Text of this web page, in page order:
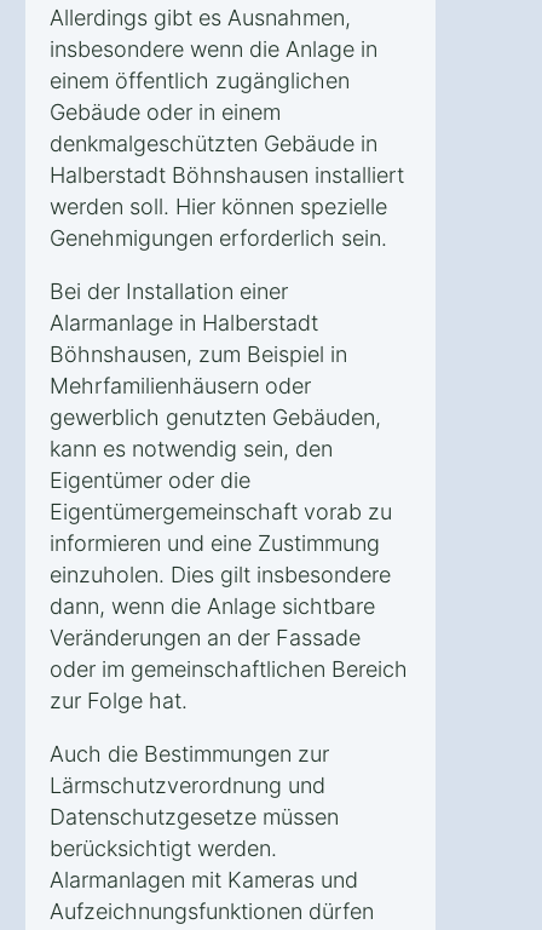
Allerdings gibt es Ausnahmen,
insbesondere wenn die Anlage in
einem öffentlich zugänglichen
Gebäude oder in einem
denkmalgeschützten Gebäude in
Halberstadt Böhnshausen installiert
werden soll. Hier können spezielle
Genehmigungen erforderlich sein.
Bei der Installation einer
Alarmanlage in Halberstadt
Böhnshausen, zum Beispiel in
Mehrfamilienhäusern oder
gewerblich genutzten Gebäuden,
kann es notwendig sein, den
Eigentümer oder die
Eigentümergemeinschaft vorab zu
informieren und eine Zustimmung
einzuholen. Dies gilt insbesondere
dann, wenn die Anlage sichtbare
Veränderungen an der Fassade
oder im gemeinschaftlichen Bereich
zur Folge hat.
Auch die Bestimmungen zur
Lärmschutzverordnung und
Datenschutzgesetze müssen
berücksichtigt werden.
Alarmanlagen mit Kameras und
Aufzeichnungsfunktionen dürfen